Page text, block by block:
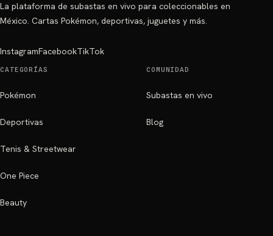
La plataforma de subastas en vivo para coleccionables en
México. Cartas Pokémon, deportivas, juguetes y más.
InstagramFacebookTikTok
CATEGORÍAS
Pokémon
Deportivas
Tenis & Streetwear
One Piece
Beauty
COMUNIDAD
Subastas en vivo
Blog